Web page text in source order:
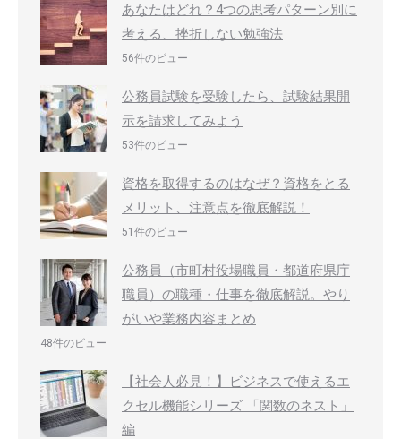
あなたはどれ？4つの思考パターン別に
考える、挫折しない勉強法
56件のビュー
公務員試験を受験したら、試験結果開
示を請求してみよう
53件のビュー
資格を取得するのはなぜ？資格をとる
メリット、注意点を徹底解説！
51件のビュー
公務員（市町村役場職員・都道府県庁
職員）の職種・仕事を徹底解説。やり
がいや業務内容まとめ
48件のビュー
【社会人必見！】ビジネスで使えるエ
クセル機能シリーズ 「関数のネスト」
編